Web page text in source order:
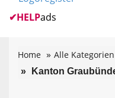
✔HELPads
Home Alle Kategorien
Kanton